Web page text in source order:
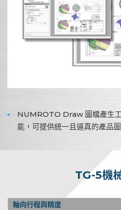
NUMROTO Draw 圖檔產生
能，可提供統一且逼真的產品圖
TG-5機
軸向行程與精度